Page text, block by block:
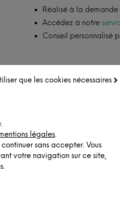
que les cookies nécessaires
légales.
sans accepter. Vous
votre navigation sur ce site,
Réalisé à la demande
Accédez à notre
Conseil personnalisé